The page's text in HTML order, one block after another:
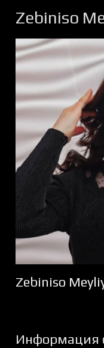
Zebiniso
Zebiniso
Информация